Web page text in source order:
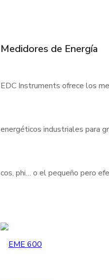
Medidores de Energía
EDC Instruments ofrece los
energéticos industriales para
cos, phi… o el pequeño pero